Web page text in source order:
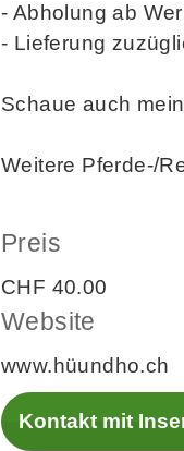
- Abholung ab
- Lieferung
Schaue auch
Weitere Pferde-/
Preis
CHF 40.00
Website
www.hüundho.ch
Kontakt mit